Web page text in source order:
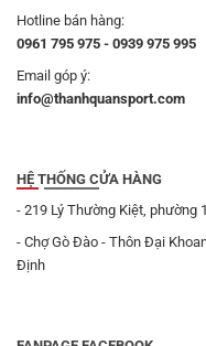
Hotline bán hàng:
0961 795 975 - 0939 975 995
Email góp ý:
info@thanhquansport.com
HỆ THỐNG CỬA HÀNG
- 219 Lý Thường Kiệt, phường
- Chợ Gò Đào - Thôn Đại
Định